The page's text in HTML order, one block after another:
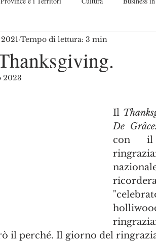
Guide passo per passo
Tempo di lettura: 3 min
2023
su 5.
Il
De
con
il perché. Il giorno del